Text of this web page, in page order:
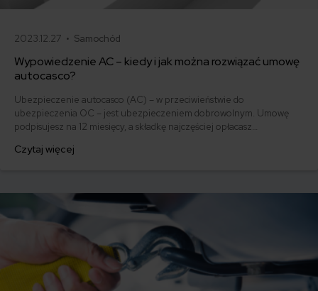
2023.12.27 • Samochód
Wypowiedzenie AC – kiedy i jak można rozwiązać umowę
autocasco?
Ubezpieczenie autocasco (AC) – w przeciwieństwie do
ubezpieczenia OC – jest ubezpieczeniem dobrowolnym. Umowę
podpisujesz na 12 miesięcy, a składkę najczęściej opłacasz
ofertę lub zdecydowałeś się sprzedać samochód w trakcie trwania
Czytaj więcej